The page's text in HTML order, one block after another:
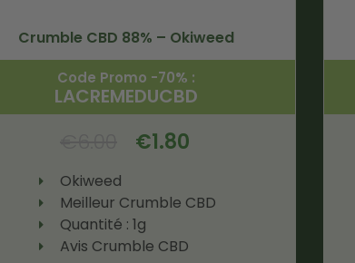
Crumble CBD 88% – Okiweed
Code Promo -70% :
LACREMEDUCBD
€1.80
Okiweed
Meilleur Crumble CBD
Quantité : 1g
Avis Crumble CBD